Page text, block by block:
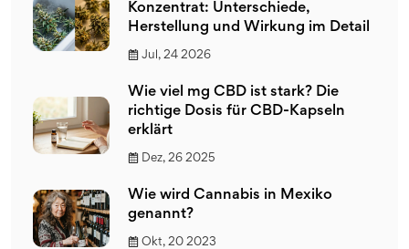
Konzentrat: Unterschiede,
Herstellung und Wirkung im Detail
Jul, 24 2026
Wie viel mg CBD ist stark? Die
richtige Dosis für CBD-Kapseln
erklärt
Dez, 26 2025
Wie wird Cannabis in Mexiko
genannt?
Okt, 20 2023